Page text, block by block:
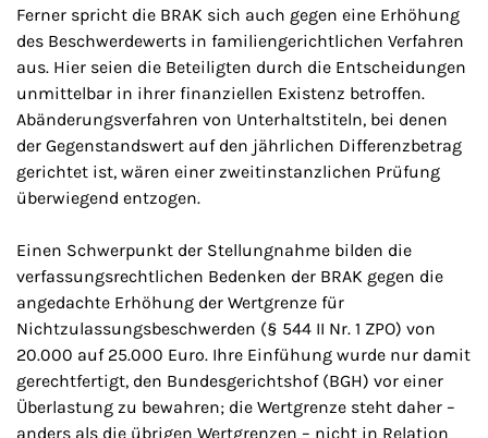
Ferner spricht die BRAK sich auch gegen eine Erhöhung
des Beschwerdewerts in familiengerichtlichen Verfahren
aus. Hier seien die Beteiligten durch die Entscheidungen
unmittelbar in ihrer finanziellen Existenz betroffen.
Abänderungsverfahren von Unterhaltstiteln, bei denen
der Gegenstandswert auf den jährlichen Differenzbetrag
gerichtet ist, wären einer zweitinstanzlichen Prüfung
überwiegend entzogen.
Einen Schwerpunkt der Stellungnahme bilden die
verfassungsrechtlichen Bedenken der BRAK gegen die
angedachte Erhöhung der Wertgrenze für
Nichtzulassungsbeschwerden (§ 544 II Nr. 1 ZPO) von
20.000 auf 25.000 Euro. Ihre Einfühung wurde nur damit
gerechtfertigt, den Bundesgerichtshof (BGH) vor einer
Überlastung zu bewahren; die Wertgrenze steht daher –
anders als die übrigen Wertgrenzen – nicht in Relation